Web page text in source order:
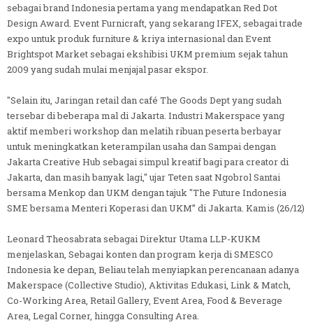
sebagai brand Indonesia pertama yang mendapatkan Red Dot
Design Award. Event Furnicraft, yang sekarang IFEX, sebagai trade
expo untuk produk furniture & kriya internasional dan Event
Brightspot Market sebagai ekshibisi UKM premium sejak tahun
2009 yang sudah mulai menjajal pasar ekspor.
"Selain itu, Jaringan retail dan café The Goods Dept yang sudah
tersebar di beberapa mal di Jakarta. Industri Makerspace yang
aktif memberi workshop dan melatih ribuan peserta berbayar
untuk meningkatkan keterampilan usaha dan Sampai dengan
Jakarta Creative Hub sebagai simpul kreatif bagi para creator di
Jakarta, dan masih banyak lagi," ujar Teten saat Ngobrol Santai
bersama Menkop dan UKM dengan tajuk "The Future Indonesia
SME bersama Menteri Koperasi dan UKM” di Jakarta. Kamis (26/12)
Leonard Theosabrata sebagai Direktur Utama LLP-KUKM
menjelaskan, Sebagai konten dan program kerja di SMESCO
Indonesia ke depan, Beliau telah menyiapkan perencanaan adanya
Makerspace (Collective Studio), Aktivitas Edukasi, Link & Match,
Co-Working Area, Retail Gallery, Event Area, Food & Beverage
Area, Legal Corner, hingga Consulting Area.